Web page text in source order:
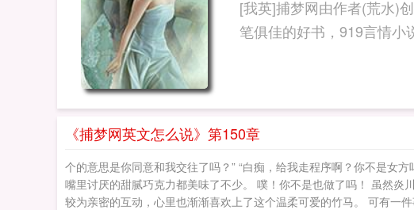
[我英]捕梦网由作者(荒水)
《捕梦网英文怎么说》第150章
个的意思是你同意和我交往了吗？” “白痴，给我走程序啊？你不是女
嘴里讨厌的甜腻巧克力都美味了不少。 噗！你不是也做了吗！ 虽然
较为亲密的互动，心里也渐渐喜欢上了这个温柔可爱的竹马。 可有一